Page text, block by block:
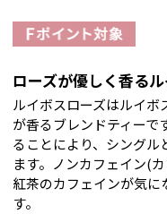
ローズが優しく香る
ルイボスローズはルイ
が香るブレンドティーで
ることにより、シング
ます。ノンカフェイン(
紅茶のカフェインが気
す。